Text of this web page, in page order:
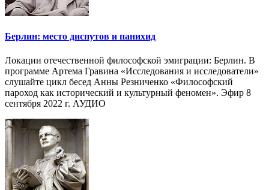
Берлин: место диспутов и панихид
Локации отечественной философской эмиграции: Берлин. В
программе Артема Гравина «Исследования и исследователи»
слушайте цикл бесед Анны Резниченко «Философский
пароход как исторический и культурный феномен». Эфир 8
сентября 2022 г. АУДИО